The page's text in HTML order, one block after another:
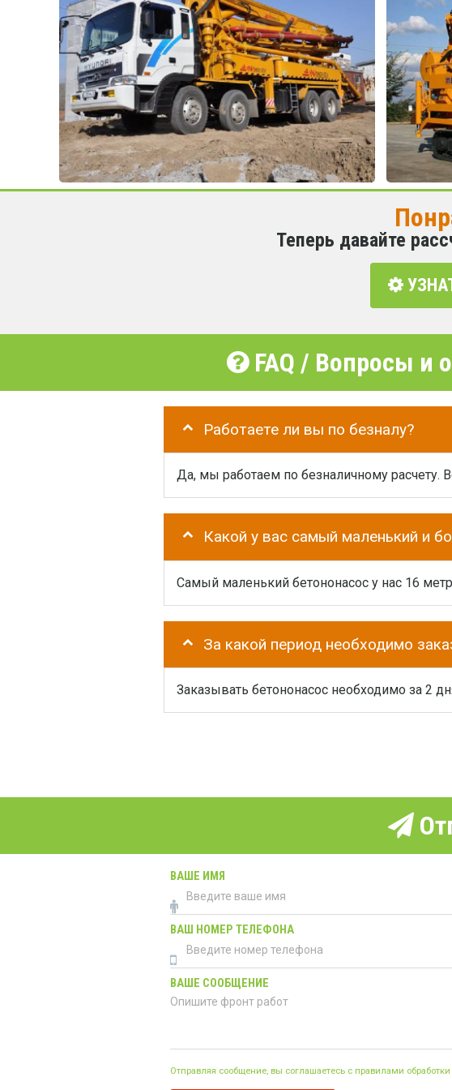
Теперь давайте
FAQ / Вопросы и
Работаете ли вы по безналу?
Да, мы работаем по безналичному расчету.
Какой у вас самый маленький и
Самый маленький бетононасос у нас 16
За какой период необходимо
Заказывать бетононасос необходимо за 2
ВАШЕ ИМЯ
ВАШ НОМЕР ТЕЛЕФОНА
ВАШЕ СООБЩЕНИЕ
Отправляя сообщение, вы соглашаетесь с правилами